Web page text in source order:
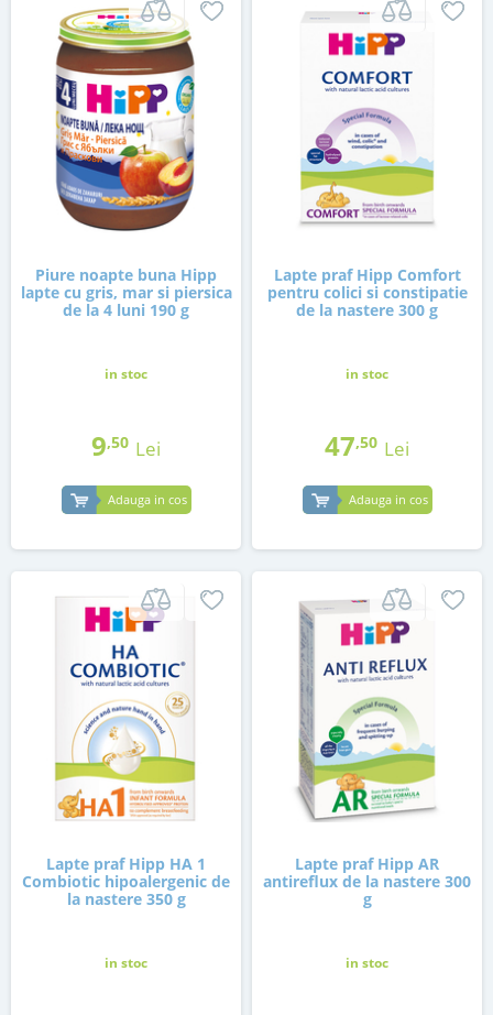
Piure noapte buna Hipp
lapte cu gris, mar si piersica
de la 4 luni 190 g
in stoc
9,50 Lei
Adauga in cos
Lapte praf Hipp Comfort
pentru colici si constipatie
de la nastere 300 g
in stoc
47,50 Lei
Adauga in cos
Lapte praf Hipp HA 1
Combiotic hipoalergenic de
la nastere 350 g
in stoc
Lapte praf Hipp AR
antireflux de la nastere 300
g
in stoc